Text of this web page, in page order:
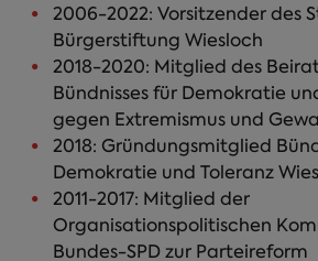
2006-2022: Vorsitzender des
Bürgerstiftung Wiesloch
2018-2020: Mitglied des
Bündnisses für Demokratie
gegen Extremismus und
2018: Gründungsmitglied
Demokratie und Toleranz
2011-2017: Mitglied der
Organisationspolitischen
Bundes-SPD zur Parteireform